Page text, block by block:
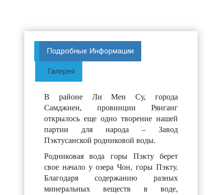
Подробные Информации
Галерея
В районе Ли Мен Су, города
Самджиен, провинции Рянганг
открылось еще одно творение нашей
партии для народа – Завод
Пэктусанской родниковой воды.
Родниковая вода горы Пэкту берет
свое начало у озера Чон, горы Пэкту.
Благодаря содержанию разных
минеральных веществ в воде,